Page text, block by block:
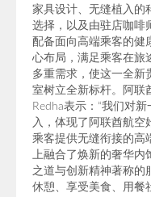
家具设计、无缝植入的
选择，以及由驻店咖啡
配备面向高端乘客的健
心布局，满足乘客在旅
多重需求，使这一全新
室树立全新标杆。阿联
Redha表示：“我们对
入，体现了阿联酋航空
乘客提供无缝衔接的高
上融合了焕新的奢华内
之道与创新精神著称的
休憩、享受美食、用餐